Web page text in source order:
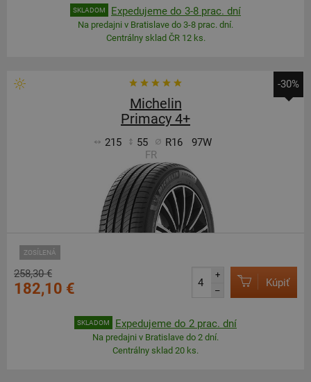
SKLADOM Expedujeme do 3-8 prac. dní
Na predajni v Bratislave do 3-8 prac. dní.
Centrálny sklad ČR 12 ks.
-30%
Michelin
Primacy 4+
215 55 R16
97W
FR
ZOSÍLENÁ
258,30 €
182,10 €
+
–
Kúpiť
SKLADOM Expedujeme do 2 prac. dní
Na predajni v Bratislave do 2 dní.
Centrálny sklad 20 ks.